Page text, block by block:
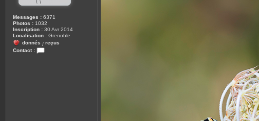
Messages : 6371
Photos : 1032
Inscription : 30 Avr 2014
Localisation : Grenoble
donnés / reçus
Contact :